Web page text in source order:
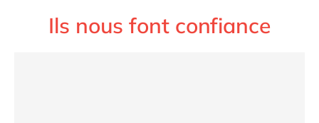
Ils nous font confiance